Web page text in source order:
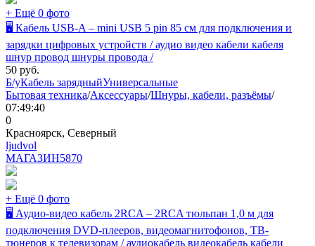
+ Ещё 0 фото
🖥 Кабель USB-A – mini USB 5 pin 85 см для подключения и
зарядки цифровых устройств / аудио видео кабели кабеля
шнур провод шнуры провода /
50 руб.
Б/уКабель зарядныйУниверсальные
Бытовая техника/Аксессуары/Шнуры, кабели, разъёмы/
07:49:40
0
Красноярск, Северный
ljudvol
МАГАЗИН5870
+ Ещё 0 фото
🖥 Аудио-видео кабель 2RCA – 2RCA тюльпан 1,0 м для
подключения DVD-плееров, видеомагнитофонов, ТВ-
тюнеров к телевизорам / аудиокабель видеокабель кабели